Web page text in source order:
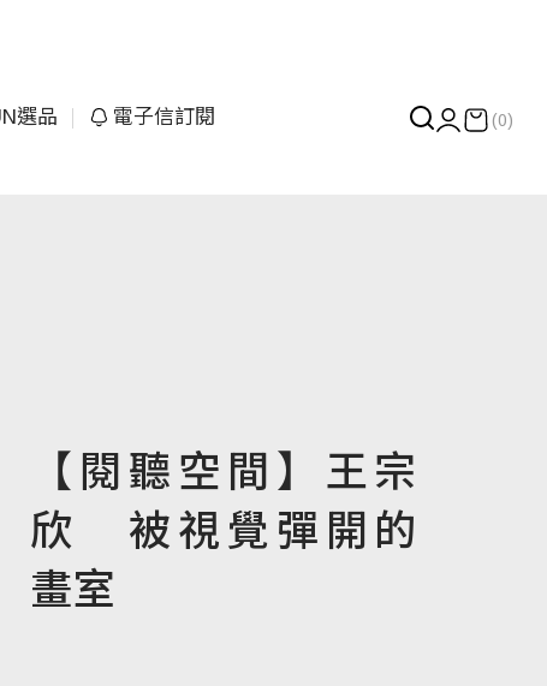
選品 電子信訂閱 (0)
【閱聽空間】王宗
欣 被視覺彈開的
畫室